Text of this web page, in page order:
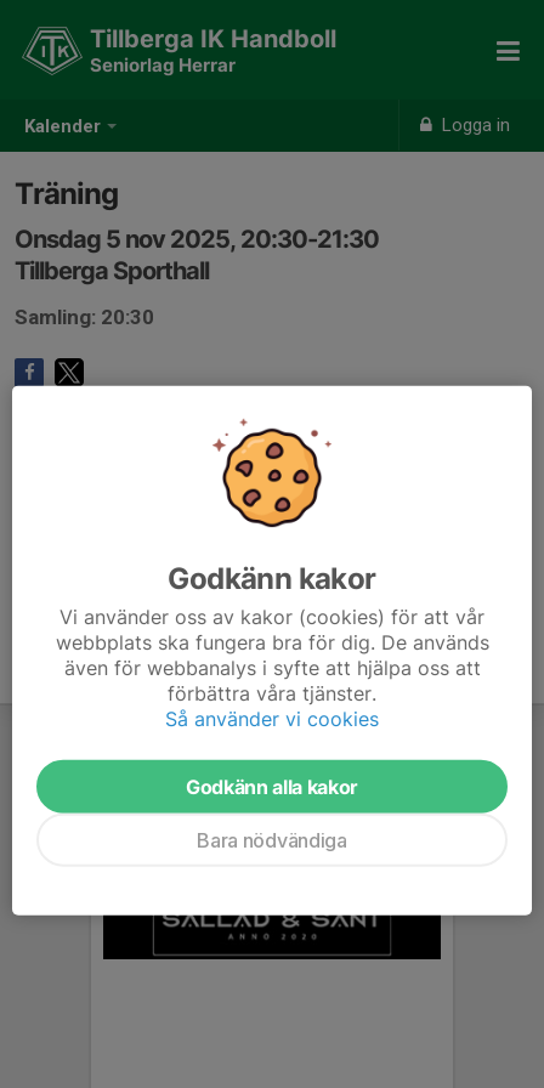
Kalender Logga in
Tillberga IK Handboll
Seniorlag Herrar
Träning
Onsdag 5 nov 2025, 20:30-21:30
Tillberga Sporthall
Samling: 20:30
Godkänn kakor
Vi använder oss av kakor (cookies) för att vår
webbplats ska fungera bra för dig. De används
även för webbanalys i syfte att hjälpa oss att
förbättra våra tjänster.
Så använder vi cookies
Godkänn alla kakor
Bara nödvändiga